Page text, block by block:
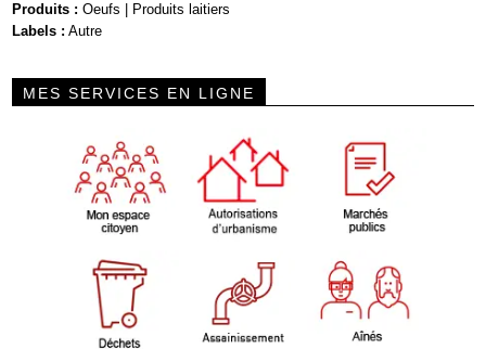
Produits : Oeufs
Produits laitiers
Labels : Autre
MES SERVICES EN LIGNE